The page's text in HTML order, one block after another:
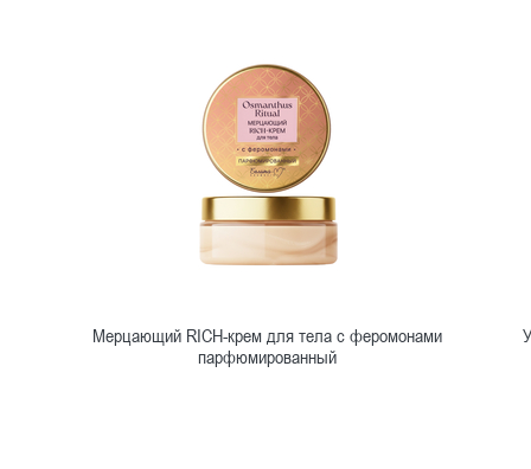
Мерцающий RICH-крем для тела с феромонами
парфюмированный